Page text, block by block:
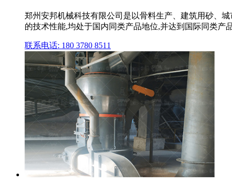
郑州安邦机械科技有限公司是以骨料生产、建筑用砂、
的技术性能,均处于国内同类产品地位,并达到国际同类产
联系电话: 180 3780 8511